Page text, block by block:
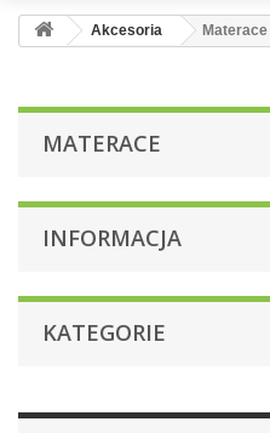
Akcesoria Materace
MATERACE
INFORMACJA
KATEGORIE